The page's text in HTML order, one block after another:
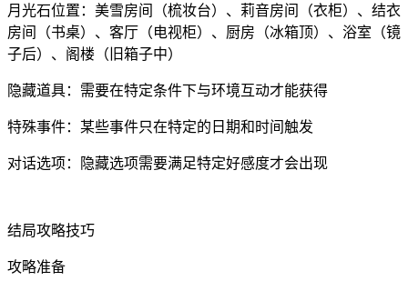
月光石位置：美雪房间（梳妆台）、莉音房间（衣柜）、结衣
房间（书桌）、客厅（电视柜）、厨房（冰箱顶）、浴室（镜
子后）、阁楼（旧箱子中）
隐藏道具：需要在特定条件下与环境互动才能获得
特殊事件：某些事件只在特定的日期和时间触发
对话选项：隐藏选项需要满足特定好感度才会出现
结局攻略技巧
攻略准备